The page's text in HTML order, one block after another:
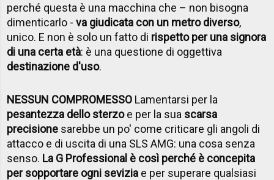
perché questa è una macchina che – non bisogna
dimenticarlo -va giudicata con un metro diverso,
unico. E non è solo un fatto di rispetto per una signora
di una certa età: è una questione di oggettiva
destinazione d'uso.
NESSUN COMPROMESSO Lamentarsi per la
pesantezza dello sterzoe per la sua scarsa
precisione sarebbe un po' come criticare gli angoli di
attacco e di uscita di una SLS AMG: una cosa senza
senso. La G Professional è così perché è concepita
per sopportare ogni sevizia e per superare qualsiasi